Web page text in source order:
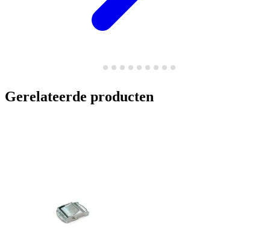
Gerelateerde producten